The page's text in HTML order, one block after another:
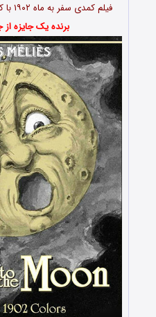
فیلم کمدی سفر به ماه ۱۹۰۲ با کیفیت 1080p & 720p & 480p
برنده یک جایزه از